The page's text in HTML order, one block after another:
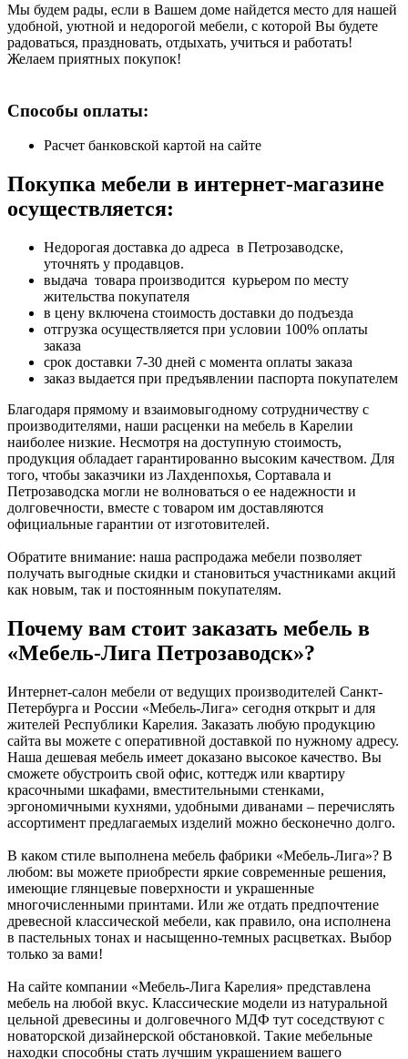
Мы будем рады, если в Вашем доме найдется место для нашей
удобной, уютной и недорогой мебели, с которой Вы будете
радоваться, праздновать, отдыхать, учиться и работать!
Желаем приятных покупок!
Способы оплаты:
Расчет банковской картой на сайте
Покупка мебели в интернет-магазине
осуществляется:
Недорогая доставка до адреса в Петрозаводске,
уточнять у продавцов.
выдача товара производится курьером по месту
жительства покупателя
в цену включена стоимость доставки до подъезда
отгрузка осуществляется при условии 100% оплаты
заказа
срок доставки 7-30 дней с момента оплаты заказа
заказ выдается при предъявлении паспорта покупателем
Благодаря прямому и взаимовыгодному сотрудничеству с
производителями, наши расценки на мебель в Карелии
наиболее низкие. Несмотря на доступную стоимость,
продукция обладает гарантированно высоким качеством. Для
того, чтобы заказчики из Лахденпохья, Сортавала и
Петрозаводска могли не волноваться о ее надежности и
долговечности, вместе с товаром им доставляются
официальные гарантии от изготовителей.
Обратите внимание: наша распродажа мебели позволяет
получать выгодные скидки и становиться участниками акций
как новым, так и постоянным покупателям.
Почему вам стоит заказать мебель в
«Мебель-Лига Петрозаводск»?
Интернет-салон мебели от ведущих производителей Санкт-
Петербурга и России «Мебель-Лига» сегодня открыт и для
жителей Республики Карелия. Заказать любую продукцию
сайта вы можете с оперативной доставкой по нужному адресу.
Наша дешевая мебель имеет доказано высокое качество. Вы
сможете обустроить свой офис, коттедж или квартиру
красочными шкафами, вместительными стенками,
эргономичными кухнями, удобными диванами – перечислять
ассортимент предлагаемых изделий можно бесконечно долго.
В каком стиле выполнена мебель фабрики «Мебель-Лига»? В
любом: вы можете приобрести яркие современные решения,
имеющие глянцевые поверхности и украшенные
многочисленными принтами. Или же отдать предпочтение
древесной классической мебели, как правило, она исполнена
в пастельных тонах и насыщенно-темных расцветках. Выбор
только за вами!
На сайте компании «Мебель-Лига Карелия» представлена
мебель на любой вкус. Классические модели из натуральной
цельной древесины и долговечного МДФ тут соседствуют с
новаторской дизайнерской обстановкой. Такие мебельные
находки способны стать лучшим украшением вашего